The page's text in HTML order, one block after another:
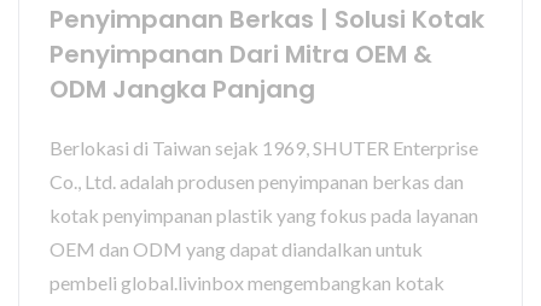
Penyimpanan Berkas | Solusi Kotak
Penyimpanan Dari Mitra OEM &
ODM Jangka Panjang
Berlokasi di Taiwan sejak 1969, SHUTER Enterprise
Co., Ltd. adalah produsen penyimpanan berkas dan
kotak penyimpanan plastik yang fokus pada layanan
OEM dan ODM yang dapat diandalkan untuk
pembeli global.livinbox mengembangkan kotak